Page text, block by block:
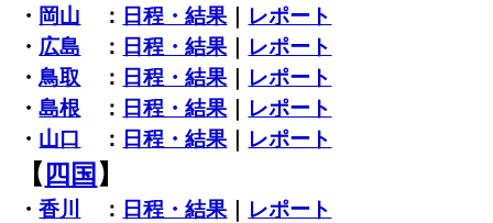
・ 岡山 ： 日程・結果
レポート
・ 広島 ： 日程・結果
レポート
・ 鳥取 ： 日程・結果
レポート
・島根 ： 日程・結果
レポート
・ 山口 ： 日程・結果 レポート
【 四国 】
・香川 ： 日程・結果
レポート